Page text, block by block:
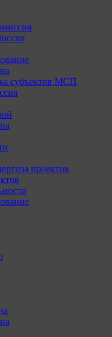
субъектов МСП
проектов